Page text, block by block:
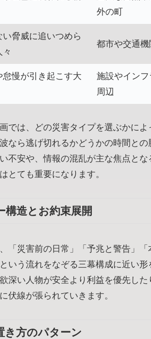
外の町
い脅威に追いつめら
都市や交通機
怠慢が引き起こす大
施設やインフ
周辺
では、どの災害タイプを選ぶかに
なら逃げ切れるかどうかの時間と
不安や、情報の混乱が主な焦点と
とても重要になります。
構造とお約束展開
「災害前の日常」「予兆と警告」
いう流れをなぞる三幕構成に近い
深い人物が安全より利益を優先し
伏線が張られていきます。
き方のパターン